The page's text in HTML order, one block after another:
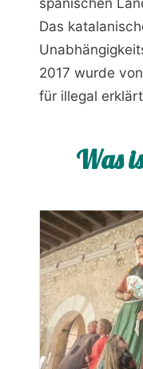
Das
2017 wurde
für illegal
Was